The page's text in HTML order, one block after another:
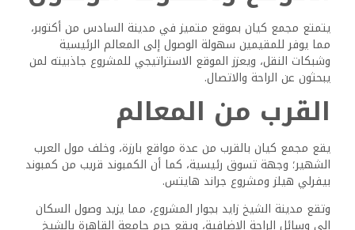
وتتوفر خيارات النقل العام في المنطقة، ويتيح موقع المجمع
بالقرب من الطرق الرئيسية سهولة التنقل إلى وسط القاهرة
والمناطق المحيطة الأخرى.
ولتوفير الراحة اليومية، يقع سوبر ماركت هايبر وان بالقرب من
نقطة مرجعية للملاحة في المنطقة.
الأسئلة الشائعة
ما الخدمات المتوفرة في
كمبوند كيان؟